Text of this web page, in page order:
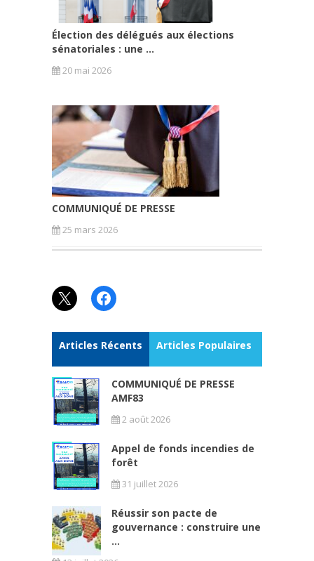
Élection des délégués aux élections
sénatoriales : une ...
20 mai 2026
COMMUNIQUÉ DE PRESSE
25 mars 2026
X Facebook
Articles Récents Articles Populaires
COMMUNIQUÉ DE PRESSE
AMF83
2 août 2026
Appel de fonds incendies de
forêt
31 juillet 2026
Réussir son pacte de
gouvernance : construire une
...